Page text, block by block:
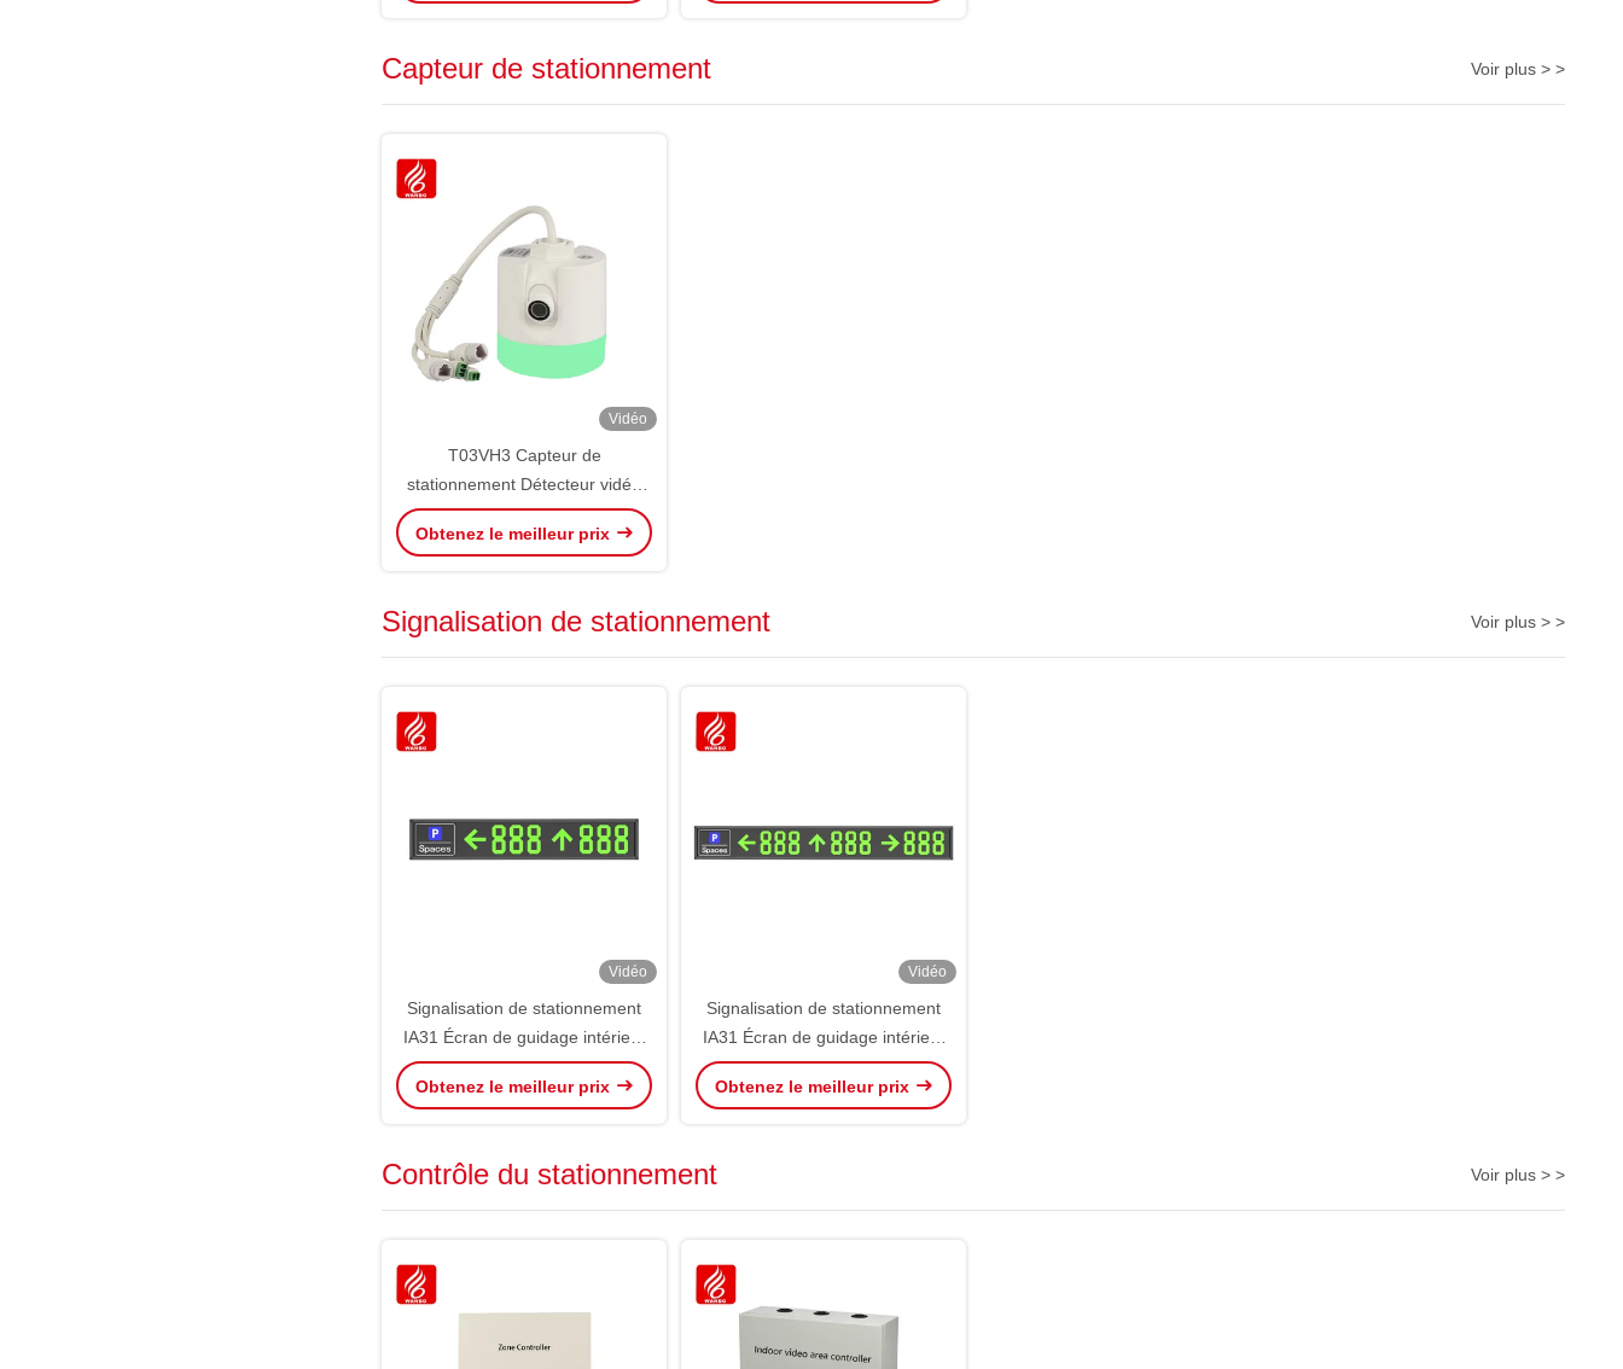
Capteur de stationnement Voir plus > >
Vidéo
T03VH3 Capteur de
stationnement Détecteur vidéo
d'espace de stationnement
Reconnaissance LPR VPGS
Obtenez le meilleur prix
Signalisation de stationnement Voir plus > >
Vidéo
Signalisation de stationnement
IA31 Écran de guidage intérieur
bidirectionnel Affichage standard
bidirectionnel 485 LED PGS
Obtenez le meilleur prix
Vidéo
Signalisation de stationnement
IA31 Écran de guidage intérieur
à trois voies affichage standard
485 LED PGS
Obtenez le meilleur prix
Contrôle du stationnement Voir plus > >